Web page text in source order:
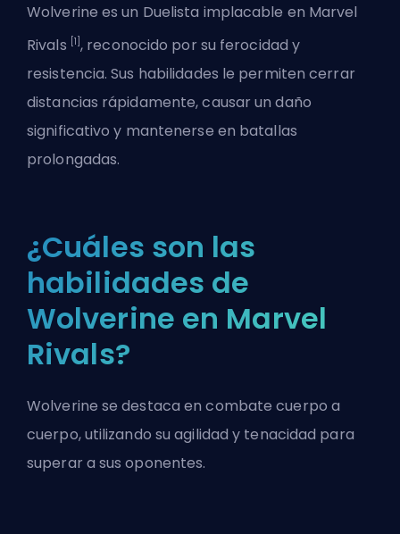
Wolverine es un Duelista implacable en Marvel
Rivals [1] , reconocido por su ferocidad y
resistencia. Sus habilidades le permiten cerrar
distancias rápidamente, causar un daño
significativo y mantenerse en batallas
prolongadas.
¿Cuáles son las
habilidades de
Wolverine en Marvel
Rivals?
Wolverine se destaca en combate cuerpo a
cuerpo, utilizando su agilidad y tenacidad para
superar a sus oponentes.